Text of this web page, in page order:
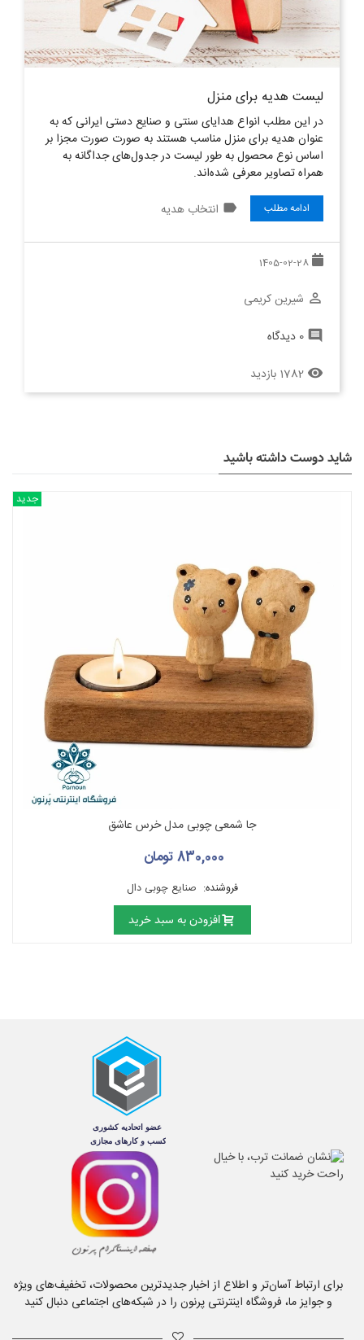
لیست هدیه برای منزل
در این مطلب انواع هدایای سنتی و صنایع دستی ایرانی که به
عنوان هدیه برای منزل مناسب هستند به صورت صورت مجزا بر
اساس نوع محصول به طور لیست در جدول‌های جداگانه به
همراه تصاویر معرفی شده‌اند.
ادامه مطلب label انتخاب هدیه
1405-02-28
perm_identity شیرین کریمی
comment 0 دیدگاه
remove_red_eye 1782 بازدید
شاید دوست داشته باشید
جدید
جا شمعی چوبی مدل خرس عاشق
830,000 تومان
فروشنده: صنایع چوبی دال
افزودن به سبد خرید
برای ارتباط آسان‌تر و اطلاع از اخبار جدیدترین محصولات، تخفیف‌های ویژه
و جوایز ما، فروشگاه اینترنتی پرنون را در شبکه‌های اجتماعی دنبال کنید